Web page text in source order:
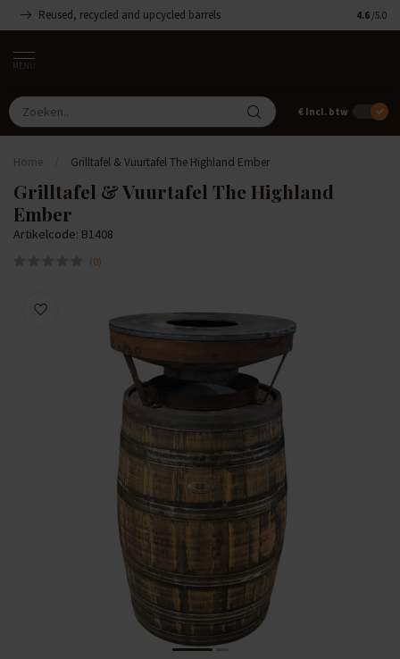
Reused, recycled and upcycled barrels 4.6 /5.0
MENU
€ Incl. btw
Home Grilltafel & Vuurtafel The Highland Ember
Grilltafel & Vuurtafel The Highland
Ember
Artikelcode: B1408
(0)